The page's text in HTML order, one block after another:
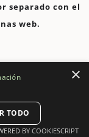
separado con el
web.
×
TODO
BY COOKIESCRIPT